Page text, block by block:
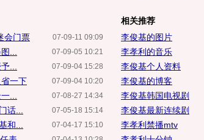
07-09-11 09:09
会门票
07-09-05 10:21
...
07-09-04 15:28
...
07-09-04 10:20
一下
07-08-27 14:34
...
07-05-18 15:14
话...
07-04-17 15:10
和...
相关推荐
李俊基的图片
李孝利的音乐
李俊基个人资料
李俊基的博客
李俊基韩国电视剧
李俊基最新连续剧
李孝利禁播mtv